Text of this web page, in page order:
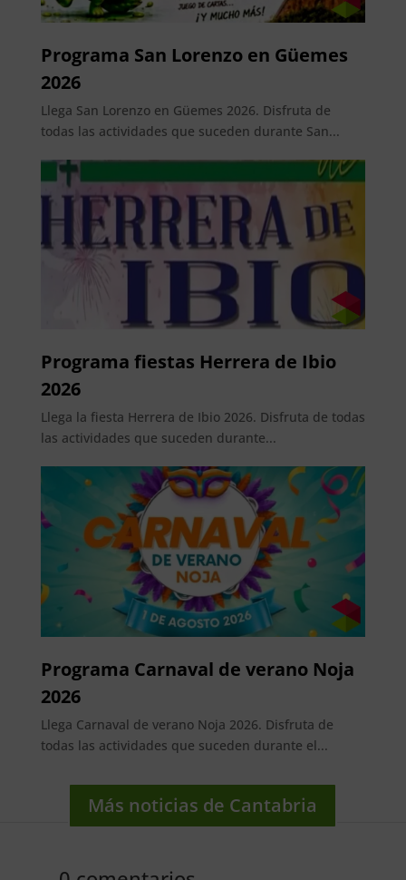
Programa San Lorenzo en Güemes
2026
Llega San Lorenzo en Güemes 2026. Disfruta de
todas las actividades que suceden durante San...
Programa fiestas Herrera de Ibio
2026
Llega la fiesta Herrera de Ibio 2026. Disfruta de todas
las actividades que suceden durante...
Programa Carnaval de verano Noja
2026
Llega Carnaval de verano Noja 2026. Disfruta de
todas las actividades que suceden durante el...
Más noticias de Cantabria